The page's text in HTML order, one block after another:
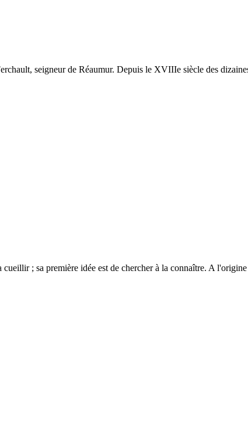
seigneur de Réaumur. Depuis le XVIIIe siècle des
; sa première idée est de chercher à la connaître. A